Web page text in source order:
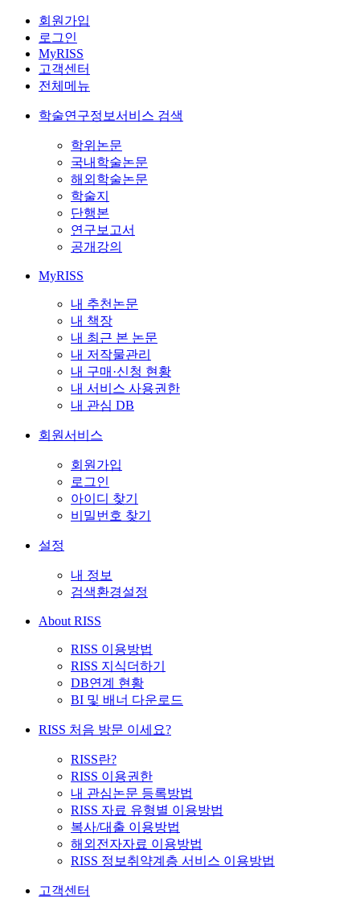
회원가입
로그인
MyRISS
고객센터
전체메뉴
학술연구정보서비스 검색
학위논문
국내학술논문
해외학술논문
학술지
단행본
연구보고서
공개강의
MyRISS
내 추천논문
내 책장
내 최근 본 논문
내 저작물관리
내 구매·신청 현황
내 서비스 사용권한
내 관심 DB
회원서비스
회원가입
로그인
아이디 찾기
비밀번호 찾기
설정
내 정보
검색환경설정
About RISS
RISS 이용방법
RISS 지식더하기
DB연계 현황
BI 및 배너 다운로드
RISS 처음 방문 이세요?
RISS란?
RISS 이용권한
내 관심논문 등록방법
RISS 자료 유형별 이용방법
복사/대출 이용방법
해외전자자료 이용방법
RISS 정보취약계층 서비스 이용방법
고객센터